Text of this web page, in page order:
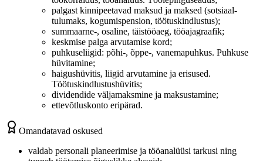
palgast kinnipeetavad maksud ja maksed (sotsiaal-
tulumaks, kogumispension, töötuskindlustus);
summaarne-, osaline, täistööaeg, tööajagraafik;
keskmise palga arvutamise kord;
puhkuseliigid: põhi-, õppe-, vanemapuhkus. Puhkuse
hüvitamine;
haigushüvitis, liigid arvutamine ja erisused.
Töötuskindlustushüvitis;
dividendide väljamaksmine ja maksustamine;
ettevõtluskonto eripärad.
Omandatavad oskused
valdab personali planeerimise ja tööanalüüsi tarkusi ning